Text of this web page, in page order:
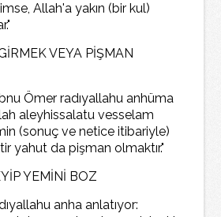
Allah'a yakın (bir kul)
VEYA PİŞMAN
Ömer radıyallahu anhüma
aleyhissalatu vesselam
(sonuç ve netice itibariyle)
yahut da pişman olmaktır."
YEMİNİ BOZ
anha anlatıyor: